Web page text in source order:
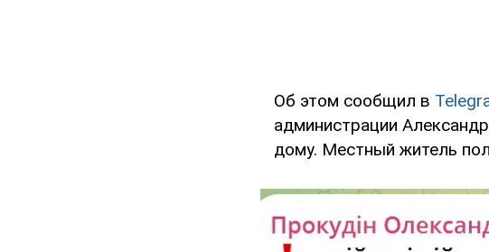
Об этом сообщил в
администрации
дому. Местный житель